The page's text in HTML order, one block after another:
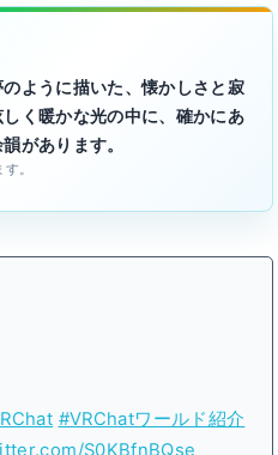
ように描いた、懐かしさと寂
く暖かな光の中に、確かにあ
があります。
。
#VRChatワールド紹介
S0KBfnBQse